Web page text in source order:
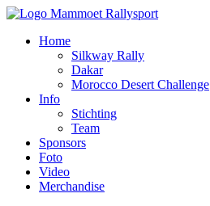
Home
Silkway Rally
Dakar
Morocco Desert Challenge
Info
Stichting
Team
Sponsors
Foto
Video
Merchandise